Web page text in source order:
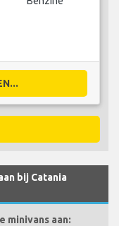
bij Catania
minivans aan: